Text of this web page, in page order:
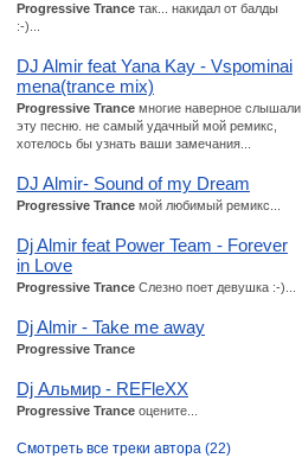
Progressive Trance так... накидал от балды
:-)...
DJ Almir feat Yana Kay - Vspominai
mena(trance mix)
Progressive Trance многие наверное слышали
эту песню. не самый удачный мой ремикс,
хотелось бы узнать ваши замечания...
DJ Almir- Sound of my Dream
Progressive Trance мой любимый ремикс...
Dj Almir feat Power Team - Forever
in Love
Progressive Trance Слезно поет девушка :-)...
Dj Almir - Take me away
Progressive Trance
Dj Альмир - REFleXX
Progressive Trance оцените...
Смотреть все треки автора (22)